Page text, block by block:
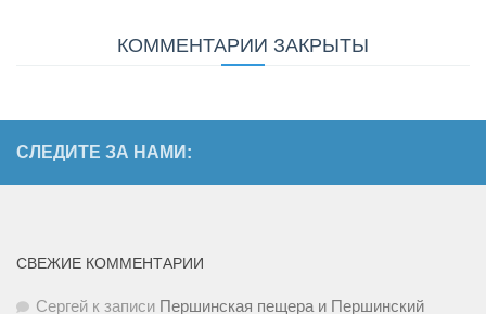
КОММЕНТАРИИ ЗАКРЫТЫ
СЛЕДИТЕ ЗА НАМИ:
СВЕЖИЕ КОММЕНТАРИИ
Сергей к записи Першинская пещера и Першинский